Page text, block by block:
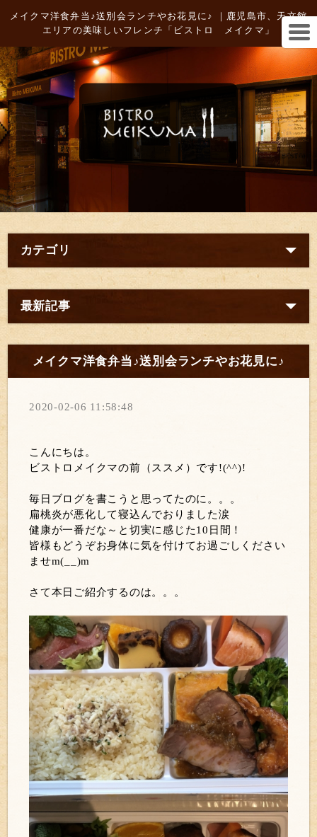
メイクマ洋食弁当♪送別会ランチやお花見に♪ ｜鹿児島市、天文館
エリアの美味しいフレンチ「ビストロ メイクマ」
カテゴリ
最新記事
メイクマ洋食弁当♪送別会ランチやお花見に♪
2020-02-06 11:58:48
こんにちは。
ビストロメイクマの前（ススメ）です!(^^)!
毎日ブログを書こうと思ってたのに。。。
扁桃炎が悪化して寝込んでおりました涙
健康が一番だな～と切実に感じた10日間！
皆様もどうぞお身体に気を付けてお過ごしください
ませm(__)m
さて本日ご紹介するのは。。。